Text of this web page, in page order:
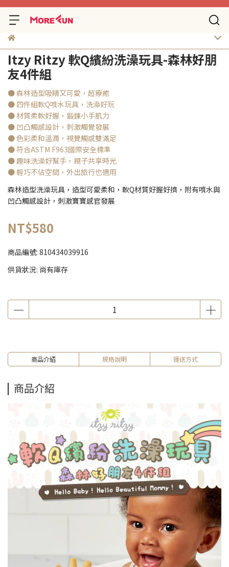
Itzy Ritzy 軟Q繽紛洗澡玩具-森林好朋
友4件組
● 森林造型吸睛又可愛，超療癒
● 四件組軟Q噴水玩具，洗澡好玩
● 材質柔軟好握，鍛鍊小手肌力
● 凹凸觸感設計，刺激觸覺發展
● 色彩柔和溫潤，視覺觸感雙滿足
● 符合ASTM F963國際安全標準
● 趣味洗澡好幫手，親子共享時光
● 輕巧不佔空間，外出旅行也適用
森林造型洗澡玩具，造型可愛柔和，軟Q材質好握好擠，附有噴水與
凹凸觸感設計，刺激寶寶感官發展
NT$580
商品編號: 810434039916
供貨狀況: 尚有庫存
商品介紹 規格說明 運送方式
商品介紹